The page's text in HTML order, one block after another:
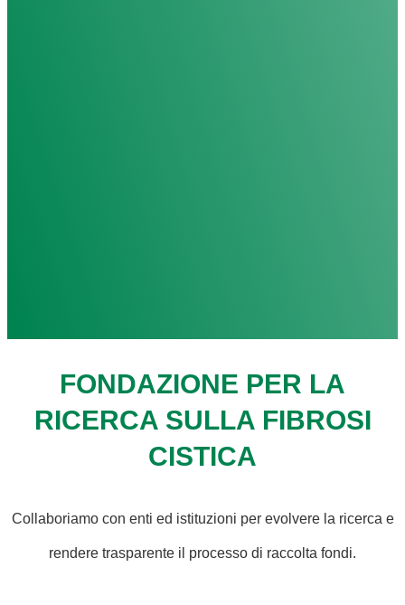
FONDAZIONE PER LA
RICERCA SULLA FIBROSI
CISTICA
Collaboriamo con enti ed istituzioni per evolvere la ricerca e
rendere trasparente il processo di raccolta fondi.